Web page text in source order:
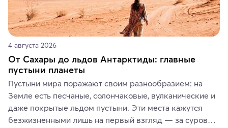
4 августа 2026
От Сахары до льдов Антарктиды: главные
пустыни планеты
Пустыни мира поражают своим разнообразием: на
Земле есть песчаные, солончаковые, вулканические и
даже покрытые льдом пустыни. Эти места кажутся
безжизненными лишь на первый взгляд — за суровой